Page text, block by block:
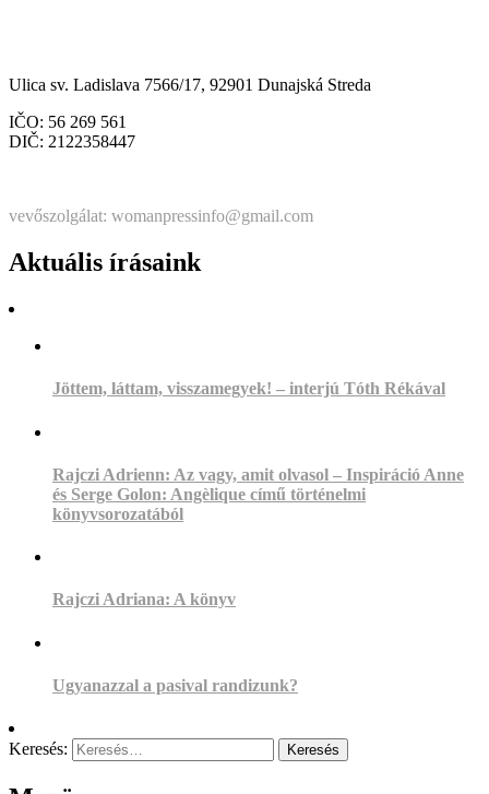
Ulica sv. Ladislava 7566/17, 92901 Dunajská Streda
IČO: 56 269 561
DIČ: 2122358447
vevőszolgálat: womanpressinfo@gmail.com
Aktuális írásaink
Jöttem, láttam, visszamegyek! – interjú Tóth Rékával
Rajczi Adrienn: Az vagy, amit olvasol – Inspiráció Anne
és Serge Golon: Angèlique című történelmi
könyvsorozatából
Rajczi Adriana: A könyv
Ugyanazzal a pasival randizunk?
Keresés: